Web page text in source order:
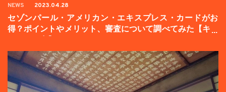
NEWS 2023.04.28
セゾンパール・アメリカン・エキスプレス・カードがお
得？ポイントやメリット、審査について調べてみた【キャ